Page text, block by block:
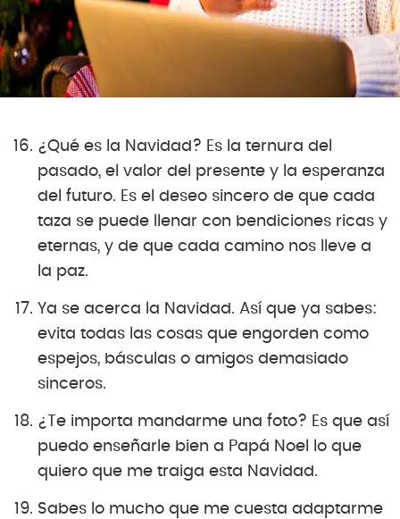
¿Qué es la Navidad? Es la ternura del
pasado, el valor del presente y la esperanza
del futuro. Es el deseo sincero de que cada
taza se puede llenar con bendiciones ricas y
eternas, y de que cada camino nos lleve a
la paz.
Ya se acerca la Navidad. Así que ya sabes:
evita todas las cosas que engorden como
espejos, básculas o amigos demasiado
sinceros.
¿Te importa mandarme una foto? Es que así
puedo enseñarle bien a Papá Noel lo que
quiero que me traiga esta Navidad.
Sabes lo mucho que me cuesta adaptarme